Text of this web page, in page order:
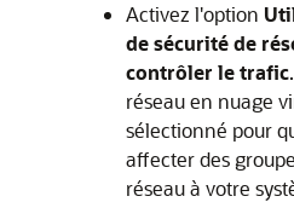
Activez l'option
de sécurité de
contrôler le trafic
réseau en nuage
sélectionné pour
affecter des
réseau à votre